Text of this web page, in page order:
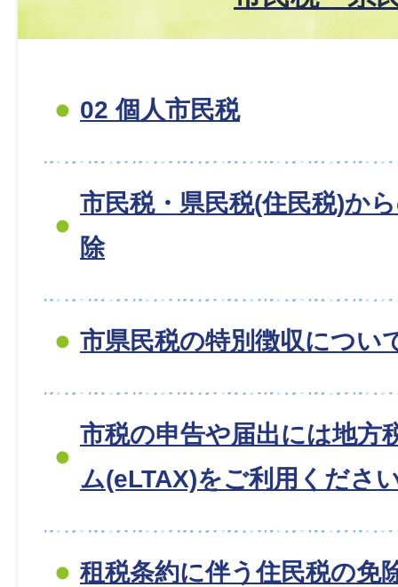
02 個人市民税
市民税・県民税(住民税)か
除
市県民税の特別徴収につい
市税の申告や届出には地方
ム(eLTAX)をご利用くださ
租税条約に伴う住民税の免